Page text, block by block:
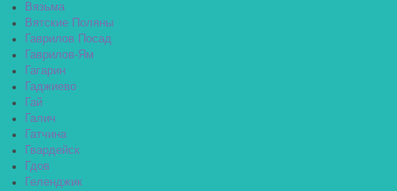
Вязьма
Вятские Поляны
Гаврилов Посад
Гаврилов-Ям
Гагарин
Гаджиево
Гай
Галич
Гатчина
Гвардейск
Гдов
Геленджик